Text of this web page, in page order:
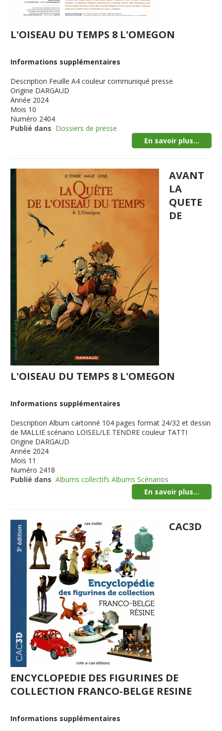
L'OISEAU DU TEMPS 8 L'OMEGON
Informations supplémentaires
Description Feuille A4 couleur communiqué presse
Origine DARGAUD
Année 2024
Mois 10
Numéro 2404
Publié dans Dossiers de presse
En savoir plus...
AVANT
LA
QUETE
DE
L'OISEAU DU TEMPS 8 L'OMEGON
Informations supplémentaires
Description Album cartonné 104 pages format 24/32 et dessin
de MALLIE scénario LOISEL/LE TENDRE couleur TATTI
Origine DARGAUD
Année 2024
Mois 11
Numéro 2418
Publié dans Albums collectifs Albums Scénarios
En savoir plus...
CAC3D
ENCYCLOPEDIE DES FIGURINES DE
COLLECTION FRANCO-BELGE RESINE
Informations supplémentaires